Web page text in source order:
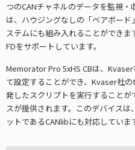
つのCANチャネルのデータを監視
は、ハウジングなしの「ベアボー
ステムにも組み入れることができま
FDをサポートしています。
Memorator Pro 5xHS CBは、
て設定することができ、Kvaser社
発したスクリプトを実行すること
スが提供されます。このデバイス
ットであるCANlibにも対応していま